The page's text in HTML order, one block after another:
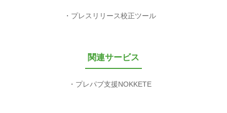
プレスリリース校正ツール
関連サービス
プレパブ支援NOKKETE